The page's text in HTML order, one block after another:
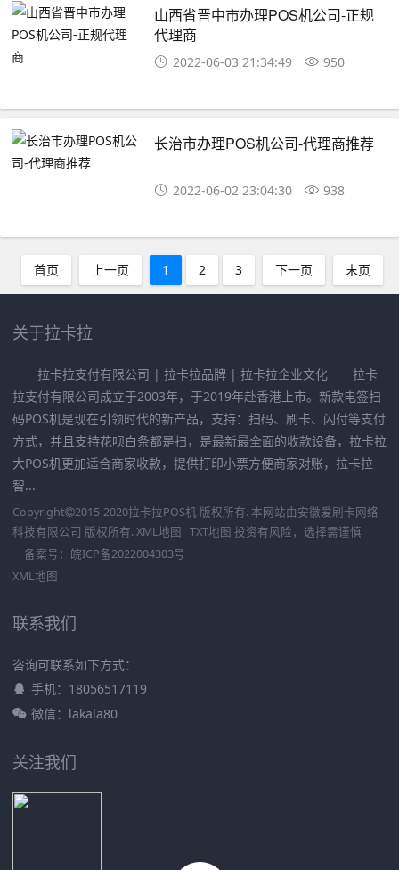
山西省晋中市办理POS机公司-正规
代理商
2022-06-03 21:34:49 950
长治市办理POS机公司-代理商推荐
2022-06-02 23:04:30 938
首页 上一页 1 2 3 下一页 末页
关于拉卡拉
拉卡拉支付有限公司 | 拉卡拉品牌 | 拉卡拉企业文化 拉卡
拉支付有限公司成立于2003年，于2019年赴香港上市。新款电签扫
码POS机是现在引领时代的新产品，支持：扫码、刷卡、闪付等支付
方式，并且支持花呗白条都是扫，是最新最全面的收款设备，拉卡拉
大POS机更加适合商家收款，提供打印小票方便商家对账，拉卡拉
智...
Copyright 2015-2020拉卡拉POS机 版权所有. 本网站由安徽爱刷卡网络
科技有限公司 版权所有. XML地图 TXT地图 投资有风险，选择需谨慎
备案号： 皖ICP备2022004303号
XML地图
联系我们
咨询可联系如下方式：
手机：18056517119
微信：lakala80
关注我们